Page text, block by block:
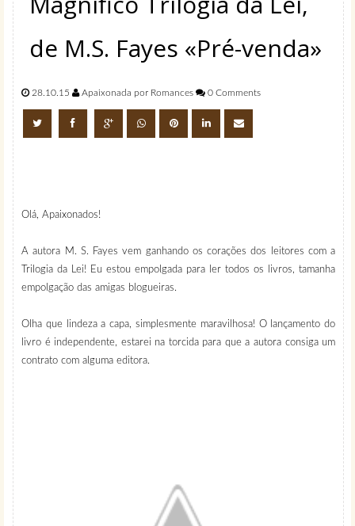
de M.S. Fayes «Pré-venda»
28.10.15 Apaixonada por Romances 0 Comments
Olá, Apaixonados!
A autora M. S. Fayes vem ganhando os corações dos leitores com a
Trilogia da Lei! Eu estou empolgada para ler todos os livros, tamanha
empolgação das amigas blogueiras.
Olha que lindeza a capa, simplesmente maravilhosa! O lançamento do
livro é independente, estarei na torcida para que a autora consiga um
contrato com alguma editora.